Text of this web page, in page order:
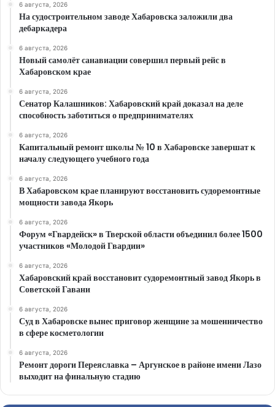
6 августа, 2026
На судостроительном заводе Хабаровска заложили два
дебаркадера
6 августа, 2026
Новый самолёт санавиации совершил первый рейс в
Хабаровском крае
6 августа, 2026
Сенатор Калашников: Хабаровский край доказал на деле
способность заботиться о предпринимателях
6 августа, 2026
Капитальный ремонт школы № 10 в Хабаровске завершат к
началу следующего учебного года
6 августа, 2026
В Хабаровском крае планируют восстановить судоремонтные
мощности завода Якорь
6 августа, 2026
Форум «Гвардейск» в Тверской области объединил более 1500
участников «Молодой Гвардии»
6 августа, 2026
Хабаровский край восстановит судоремонтный завод Якорь в
Советской Гавани
6 августа, 2026
Суд в Хабаровске вынес приговор женщине за мошенничество
в сфере косметологии
6 августа, 2026
Ремонт дороги Переяславка – Аргунское в районе имени Лазо
выходит на финальную стадию